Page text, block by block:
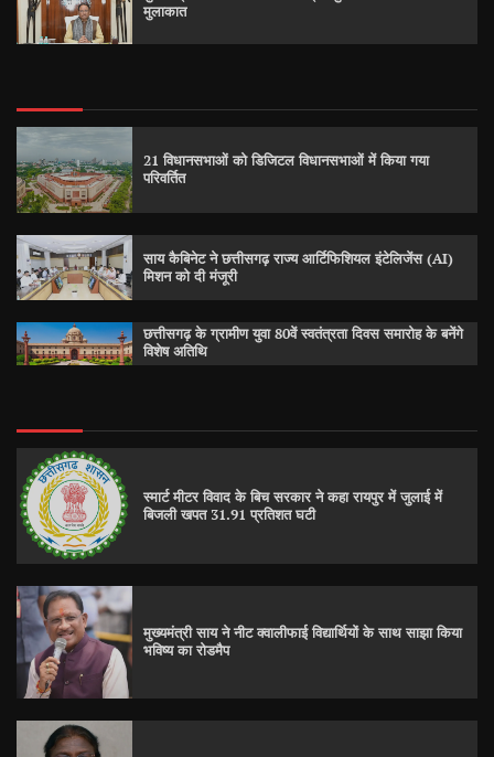
मुलाकात
21 विधानसभाओं को डिजिटल विधानसभाओं में किया गया
परिवर्तित
साय कैबिनेट ने छत्तीसगढ़ राज्य आर्टिफिशियल इंटेलिजेंस (AI)
मिशन को दी मंजूरी
छत्तीसगढ़ के ग्रामीण युवा 80वें स्वतंत्रता दिवस समारोह के बनेंगे
विशेष अतिथि
स्मार्ट मीटर विवाद के बिच सरकार ने कहा रायपुर में जुलाई में
बिजली खपत 31.91 प्रतिशत घटी
मुख्यमंत्री साय ने नीट क्वालीफाई विद्यार्थियों के साथ साझा किया
भविष्य का रोडमैप